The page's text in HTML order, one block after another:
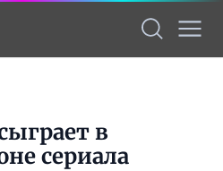
в
сериала